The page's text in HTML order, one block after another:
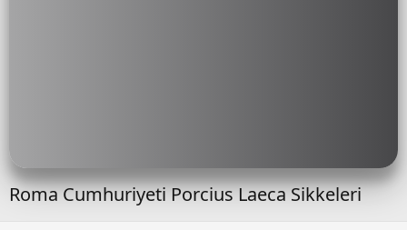
Roma Cumhuriyeti Porcius Laeca Sikkeleri